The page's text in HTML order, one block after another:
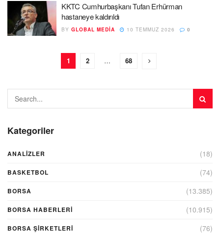
KKTC Cumhurbaşkanı Tufan Erhürman
hastaneye kaldırıldı
BY GLOBAL MEDIA 10 TEMMUZ 2026 0
1 2 … 68
Kategoriler
ANALIZLER (18)
BASKETBOL (74)
BORSA (13.385)
BORSA HABERLERI (10.915)
BORSA ŞIRKETLERI (76)